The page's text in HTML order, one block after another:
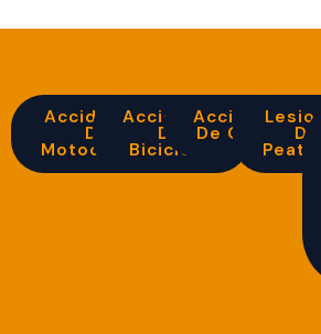
Accidentes
De
Motocicleta
Accidente
De
Bicicleta
Accidentes
De CamiónDe